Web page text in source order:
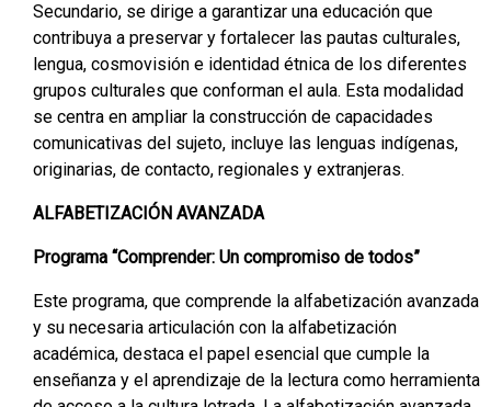
Secundario, se dirige a garantizar una educación que
contribuya a preservar y fortalecer las pautas culturales,
lengua, cosmovisión e identidad étnica de los diferentes
grupos culturales que conforman el aula. Esta modalidad
se centra en ampliar la construcción de capacidades
comunicativas del sujeto, incluye las lenguas indígenas,
originarias, de contacto, regionales y extranjeras.
ALFABETIZACIÓN AVANZADA
Programa “Comprender: Un compromiso de todos”
Este programa, que comprende la alfabetización avanzada
y su necesaria articulación con la alfabetización
académica, destaca el papel esencial que cumple la
enseñanza y el aprendizaje de la lectura como herramienta